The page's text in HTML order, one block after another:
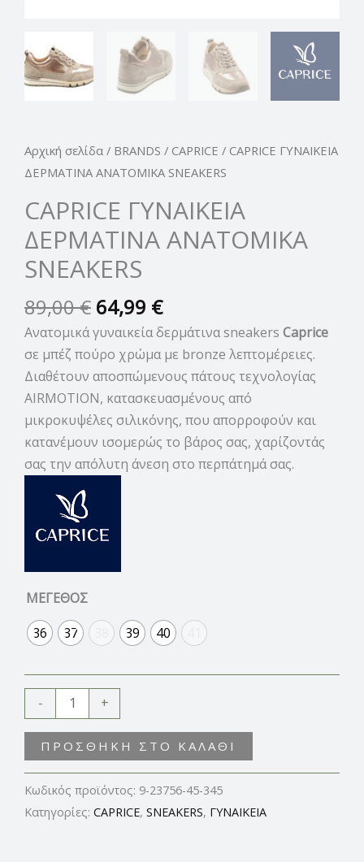
Αρχική σελίδα / BRANDS / CAPRICE / CAPRICE ΓΥΝΑΙΚΕΙΑ
ΔΕΡΜΑΤΙΝΑ ΑΝΑΤΟΜΙΚΑ SNEAKERS
CAPRICE ΓΥΝΑΙΚΕΙΑ
ΔΕΡΜΑΤΙΝΑ ΑΝΑΤΟΜΙΚΑ
SNEAKERS
89,00€ 64,99 €
Ανατομικά γυναικεία δερμάτινα sneakers Caprice
σε μπέζ πούρο χρώμα με bronze λεπτομέρειες.
Διαθέτουν αποσπώμενους πάτους τεχνολογίας
AIRMOTION, κατασκευασμένους από
μικροκυψέλες σιλικόνης, που απορροφούν και
κατανέμουν ισομερώς το βάρος σας, χαρίζοντάς
σας την απόλυτη άνεση στο περπάτημά σας.
ΜΕΓΕΘΟΣ
36
37 39 40
- +
ΠΡΟΣΘΉΚΗ ΣΤΟ ΚΑΛΆΘΙ
Κωδικός προϊόντος: 9-23756-45-345
Κατηγορίες: CAPRICE, SNEAKERS, ΓΥΝΑΙΚΕΙΑ